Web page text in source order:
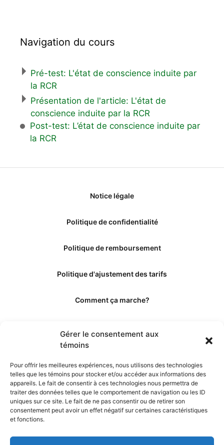
Gérer le consentement aux
témoins
Pour offrir les meilleures expériences, nous utilisons des technologies
telles que les témoins pour stocker et/ou accéder aux informations des
appareils. Le fait de consentir à ces technologies nous permettra de
traiter des données telles que le comportement de navigation ou les ID
uniques sur ce site. Le fait de ne pas consentir ou de retirer son
consentement peut avoir un effet négatif sur certaines caractéristiques
et fonctions.
Navigation du cours
Pré-test: L'état de conscience induite par
la RCR
Présentation de l'article: L'état de
conscience induite par la RCR
Post-test: L’état de conscience induite par
la RCR
Notice légale
Politique de confidentialité
Politique de remboursement
Politique d'ajustement des tarifs
Comment ça marche?
Les éditeurs
Les experts et collaborateurs